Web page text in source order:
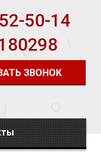
50-14
ЗВОНОК